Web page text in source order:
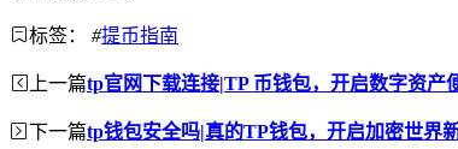
标签： #提币指南
上一篇tp官网下载连接|TP 币钱包，开启数字资产
下一篇tp钱包安全吗|真的TP钱包，开启加密世界